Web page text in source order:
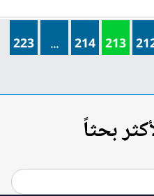
213
214
...
223
بحثاً